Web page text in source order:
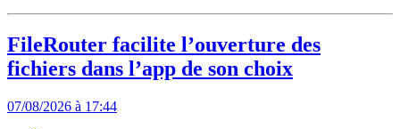
FileRouter facilite l’ouverture des
fichiers dans l’app de son choix
07/08/2026 à 17:44